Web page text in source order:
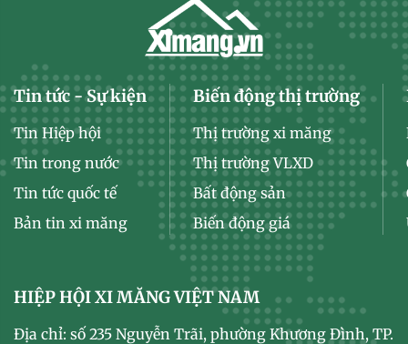
Tin tức - Sự kiện
Tin Hiệp hội
Tin trong nước
Tin tức quốc tế
Bản tin xi măng
Biến động thị trường
Thị trường xi măng
Thị trường VLXD
Bất động sản
Biến động giá
HIỆP HỘI XI MĂNG VIỆT NAM
Địa chỉ: số 235 Nguyễn Trãi, phường Khương Đình, TP.